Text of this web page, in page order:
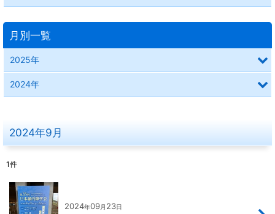
2024年9月
1件
2024年09月 23日
月別一覧
2025年
2024年